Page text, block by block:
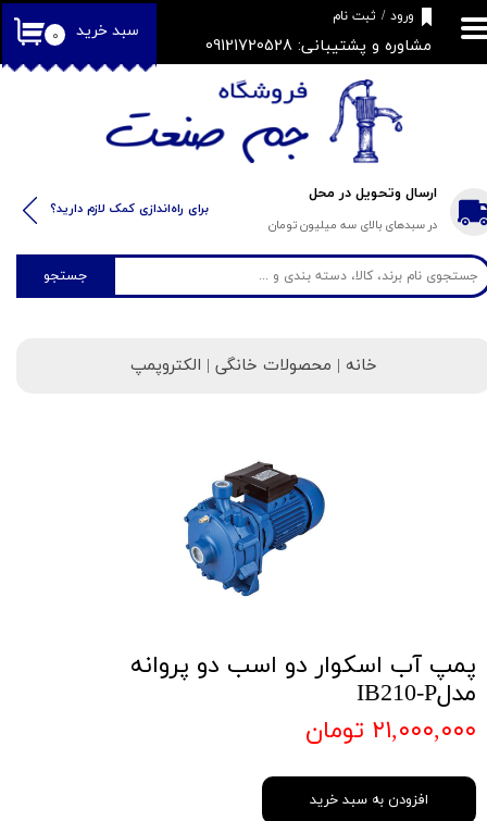
جستجو
ارسال وتحویل در محل
در سبدهای بالای سه میلیون تومان
مشاوره و پشتیبانی: 09121720528 ۰ سبد خرید
ورود / ثبت نام
حساب کاربری من
تغییر گذر واژه
خروج از حساب کاربری
​​برای راه‌اندازی کمک لازم دارید؟
خانه| محصولات خانگی | الکتروپمپ
پمپ آب اسکوار دو اسب دو پروانه
مدلIB210-P
۲۱,۰۰۰,۰۰۰ تومان
افزودن به سبد خرید